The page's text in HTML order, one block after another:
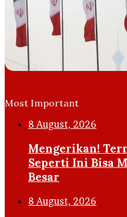
Most Important
8 August, 2026
Mengerikan!
Seperti Ini Bisa
Besar
8 August, 2026